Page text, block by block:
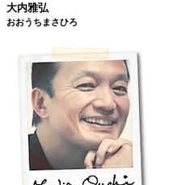
大内雅弘
おおうちまさひろ